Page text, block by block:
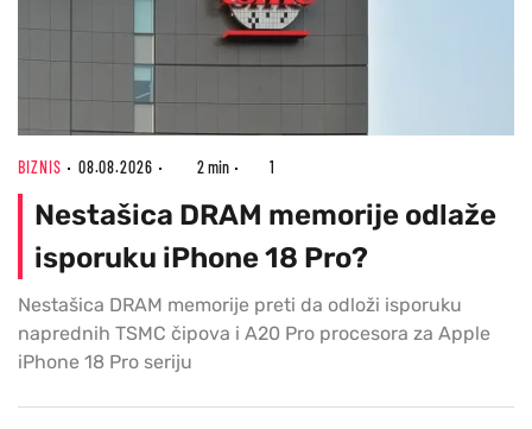
BIZNIS 08.08.2026 2 min 1
Nestašica DRAM memorije odlaže
isporuku iPhone 18 Pro?
Nestašica DRAM memorije preti da odloži isporuku
naprednih TSMC čipova i A20 Pro procesora za Apple
iPhone 18 Pro seriju